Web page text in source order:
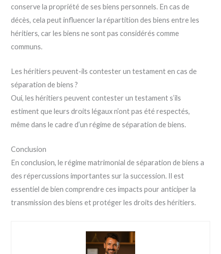
conserve la propriété de ses biens personnels. En cas de
décès, cela peut influencer la répartition des biens entre les
héritiers, car les biens ne sont pas considérés comme
communs.
Les héritiers peuvent-ils contester un testament en cas de
séparation de biens ?
Oui, les héritiers peuvent contester un testament s’ils
estiment que leurs droits légaux n’ont pas été respectés,
même dans le cadre d’un régime de séparation de biens.
Conclusion
En conclusion, le régime matrimonial de séparation de biens a
des répercussions importantes sur la succession. Il est
essentiel de bien comprendre ces impacts pour anticiper la
transmission des biens et protéger les droits des héritiers.